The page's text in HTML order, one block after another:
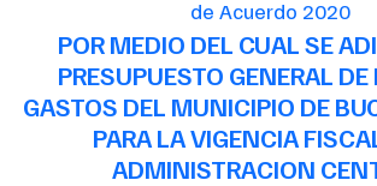
de Acuerdo 2020
POR MEDIO DEL CUAL SE
PRESUPUESTO GENERAL DE
GASTOS DEL MUNICIPIO DE
PARA LA VIGENCIA
ADMINISTRACION